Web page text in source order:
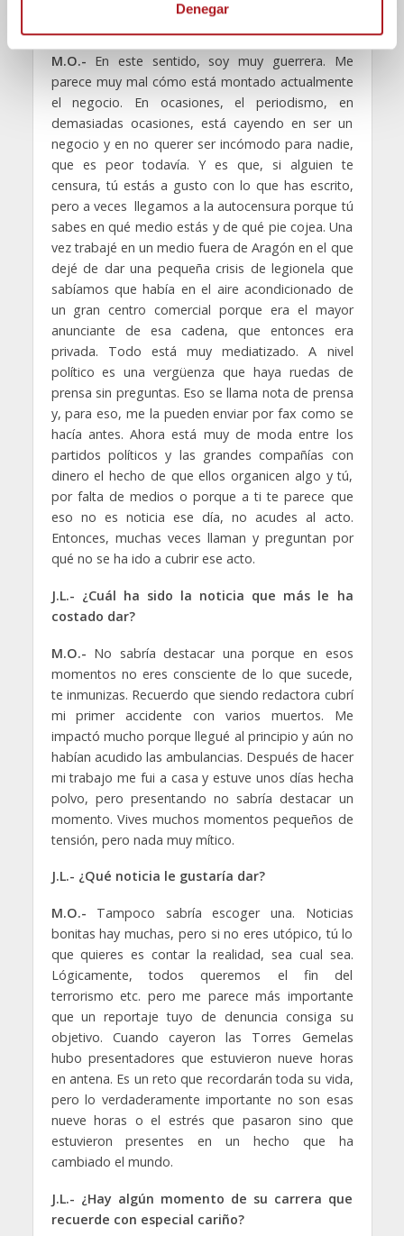
Denegar
M.O.- En este sentido, soy muy guerrera. Me
parece muy mal cómo está montado actualmente
el negocio. En ocasiones, el periodismo, en
demasiadas ocasiones, está cayendo en ser un
negocio y en no querer ser incómodo para nadie,
que es peor todavía. Y es que, si alguien te
censura, tú estás a gusto con lo que has escrito,
pero a veces llegamos a la autocensura porque tú
sabes en qué medio estás y de qué pie cojea. Una
vez trabajé en un medio fuera de Aragón en el que
dejé de dar una pequeña crisis de legionela que
sabíamos que había en el aire acondicionado de
un gran centro comercial porque era el mayor
anunciante de esa cadena, que entonces era
privada. Todo está muy mediatizado. A nivel
político es una vergüenza que haya ruedas de
prensa sin preguntas. Eso se llama nota de prensa
y, para eso, me la pueden enviar por fax como se
hacía antes. Ahora está muy de moda entre los
partidos políticos y las grandes compañías con
dinero el hecho de que ellos organicen algo y tú,
por falta de medios o porque a ti te parece que
eso no es noticia ese día, no acudes al acto.
Entonces, muchas veces llaman y preguntan por
qué no se ha ido a cubrir ese acto.
J.L.- ¿Cuál ha sido la noticia que más le ha
costado dar?
M.O.- No sabría destacar una porque en esos
momentos no eres consciente de lo que sucede,
te inmunizas. Recuerdo que siendo redactora cubrí
mi primer accidente con varios muertos. Me
impactó mucho porque llegué al principio y aún no
habían acudido las ambulancias. Después de hacer
mi trabajo me fui a casa y estuve unos días hecha
polvo, pero presentando no sabría destacar un
momento. Vives muchos momentos pequeños de
tensión, pero nada muy mítico.
J.L.- ¿Qué noticia le gustaría dar?
M.O.- Tampoco sabría escoger una. Noticias
bonitas hay muchas, pero si no eres utópico, tú lo
que quieres es contar la realidad, sea cual sea.
Lógicamente, todos queremos el fin del
terrorismo etc. pero me parece más importante
que un reportaje tuyo de denuncia consiga su
objetivo. Cuando cayeron las Torres Gemelas
hubo presentadores que estuvieron nueve horas
en antena. Es un reto que recordarán toda su vida,
pero lo verdaderamente importante no son esas
nueve horas o el estrés que pasaron sino que
estuvieron presentes en un hecho que ha
cambiado el mundo.
J.L.- ¿Hay algún momento de su carrera que
recuerde con especial cariño?